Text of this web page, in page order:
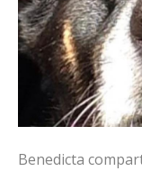
Benedicta